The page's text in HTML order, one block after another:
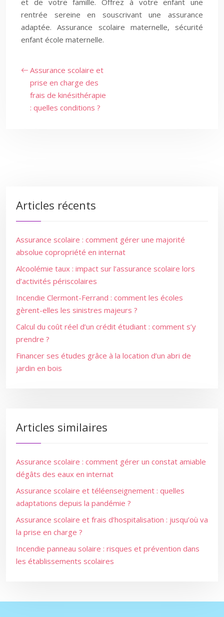
et de votre famille. Offrez à votre enfant une
rentrée sereine en souscrivant une assurance
adaptée. Assurance scolaire maternelle, sécurité
enfant école maternelle.
Assurance scolaire et
prise en charge des
frais de kinésithérapie
: quelles conditions ?
Articles récents
Assurance scolaire : comment gérer une majorité
absolue copropriété en internat
Alcoolémie taux : impact sur l’assurance scolaire lors
d’activités périscolaires
Incendie Clermont-Ferrand : comment les écoles
gèrent-elles les sinistres majeurs ?
Calcul du coût réel d’un crédit étudiant : comment s’y
prendre ?
Financer ses études grâce à la location d’un abri de
jardin en bois
Articles similaires
Assurance scolaire : comment gérer un constat amiable
dégâts des eaux en internat
Assurance scolaire et téléenseignement : quelles
adaptations depuis la pandémie ?
Assurance scolaire et frais d’hospitalisation : jusqu’où va
la prise en charge ?
Incendie panneau solaire : risques et prévention dans
les établissements scolaires